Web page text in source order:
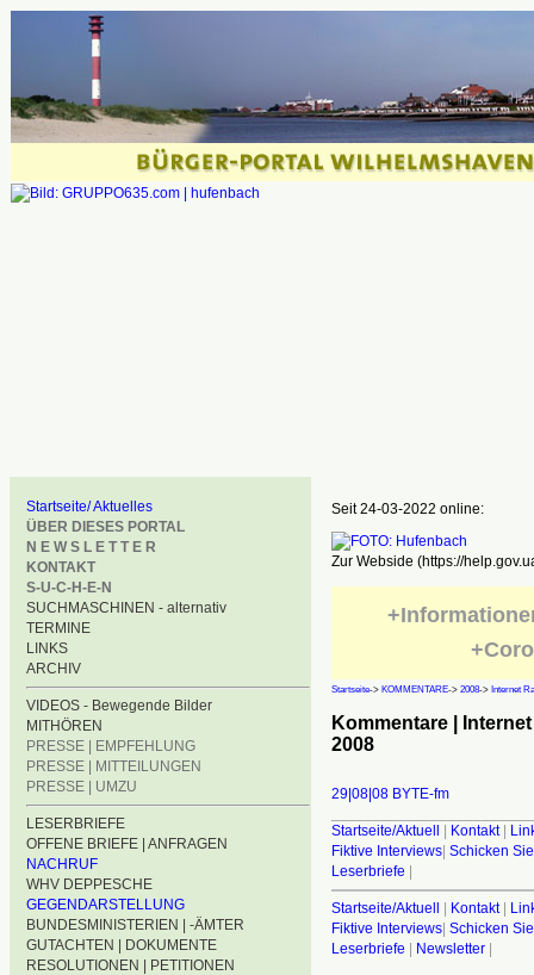
Startseite/ Aktuelles
ÜBER DIESES PORTAL
N E W S L E T T E R
KONTAKT
S-U-C-H-E-N
SUCHMASCHINEN - alternativ
TERMINE
LINKS
ARCHIV
VIDEOS - Bewegende Bilder
MITHÖREN
PRESSE | EMPFEHLUNG
PRESSE | MITTEILUNGEN
PRESSE | UMZU
LESERBRIEFE
OFFENE BRIEFE | ANFRAGEN
NACHRUF
WHV DEPPESCHE
GEGENDARSTELLUNG
BUNDESMINISTERIEN | -ÄMTER
GUTACHTEN | DOKUMENTE
RESOLUTIONEN | PETITIONEN
Seit 24-03-2022 online:
Zur Webside (https://
Startseite-> KOMMENTARE-> 2008-> Internet
Kommentare |
2008
29|08|08 BYTE-fm
Startseite/Aktuell
Kontakt|
Fiktive Interviews| Schicken
Leserbriefe
Startseite/Aktuell Kontakt|
Fiktive Interviews| Schicken
Leserbriefe
Newsletter|